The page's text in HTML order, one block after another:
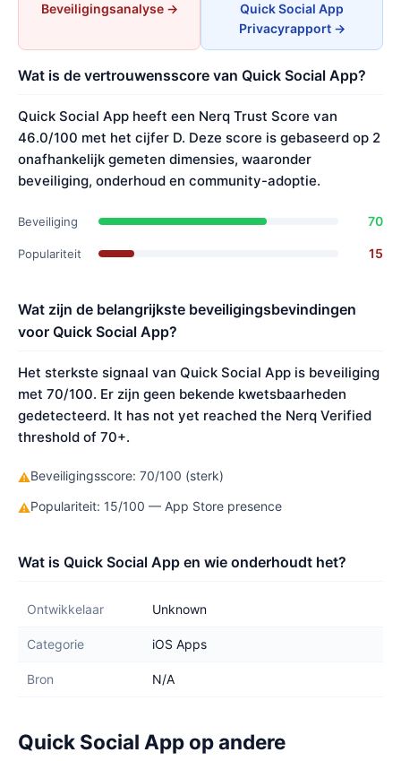
Beveiligingsanalyse →
Quick Social App
Privacyrapport →
Wat is de vertrouwensscore van Quick Social App?
Quick Social App heeft een Nerq Trust Score van
46.0/100 met het cijfer D. Deze score is gebaseerd op 2
onafhankelijk gemeten dimensies, waaronder
beveiliging, onderhoud en community-adoptie.
Beveiliging 70
Populariteit 15
Wat zijn de belangrijkste beveiligingsbevindingen
voor Quick Social App?
Het sterkste signaal van Quick Social App is beveiliging
met 70/100. Er zijn geen bekende kwetsbaarheden
gedetecteerd. It has not yet reached the Nerq Verified
threshold of 70+.
⚠Beveiligingsscore: 70/100 (sterk)
⚠Populariteit: 15/100 — App Store presence
Wat is Quick Social App en wie onderhoudt het?
Ontwikkelaar Unknown
Categorie iOS Apps
Bron N/A
Quick Social App op andere